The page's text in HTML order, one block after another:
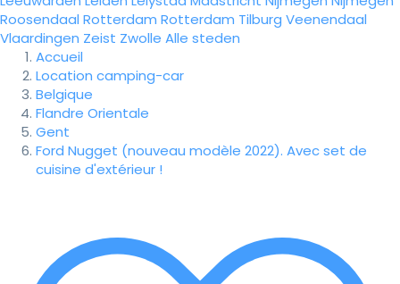
Roosendaal Rotterdam Rotterdam Tilburg Veenendaal
Vlaardingen Zeist Zwolle Alle steden
Accueil
Location camping-car
Belgique
Flandre Orientale
Gent
Ford Nugget (nouveau modèle 2022). Avec set de
cuisine d'extérieur !